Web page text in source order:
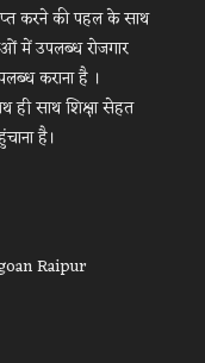
करने की पहल के साथ
में उपलब्ध रोजगार
कराना है ।
ही साथ शिक्षा सेहत
है।
Raipur